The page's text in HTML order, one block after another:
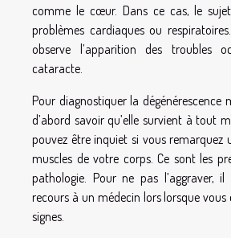
comme le cœur. Dans ce cas, le
problèmes cardiaques ou
observe l’apparition des troubles
cataracte.
Pour diagnostiquer la
d’abord savoir qu’elle survient à tout
pouvez être inquiet si vous remarquez
muscles de votre corps. Ce sont les
pathologie. Pour ne pas l’aggraver,
recours à un médecin lors lorsque
signes.